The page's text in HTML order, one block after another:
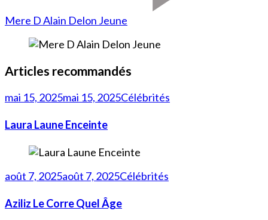
Mere D Alain Delon Jeune
Articles recommandés
mai 15, 2025mai 15, 2025Célébrités
Laura Laune Enceinte
août 7, 2025août 7, 2025Célébrités
Aziliz Le Corre Quel Âge